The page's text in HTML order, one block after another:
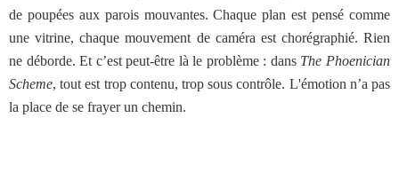
de poupées aux parois mouvantes. Chaque plan est pensé comme
une vitrine, chaque mouvement de caméra est chorégraphié. Rien
ne déborde. Et c’est peut-être là le problème : dans The Phoenician
Scheme, tout est trop contenu, trop sous contrôle. L'émotion n’a pas
la place de se frayer un chemin.